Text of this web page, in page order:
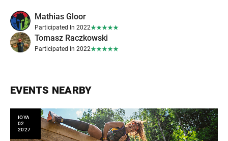
Mathias Gloor
Participated In 2022
Tomasz Raczkowski
Participated In 2022
EVENTS NEARBY
ΙΟΥΛ
02
2027